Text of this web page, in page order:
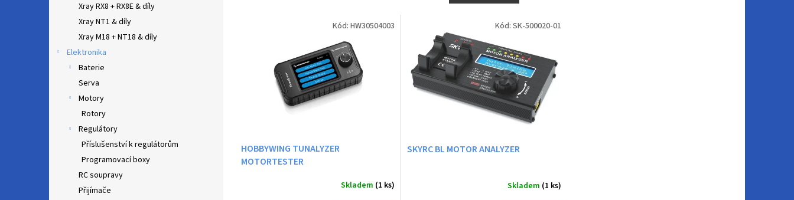
Xray RX8 + RX8E & díly
Xray NT1 & díly
Xray M18 + NT18 & díly
Elektronika
Baterie
Serva
Motory
Rotory
Regulátory
Příslušenství k regulátorům
Programovací boxy
RC soupravy
Přijímače
HOBBYWING TUNALYZER
MOTORTESTER
Skladem (1 ks)
Kód: HW30504003
SKYRC BL MOTOR ANALYZER
Skladem (1 ks)
Kód: SK-500020-01